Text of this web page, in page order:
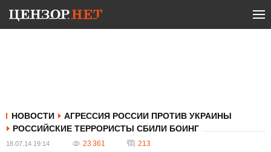
НОВОСТИ
АГРЕССИЯ РОССИИ ПРОТИВ УКРАИНЫ
РОССИЙСКИЕ ТЕРРОРИСТЫ СБИЛИ БОИНГ
18.07.14 19:14 23 361 213